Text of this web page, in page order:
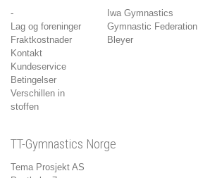
-
Lag og foreninger
Fraktkostnader
Kontakt
Kundeservice
Betingelser
Verschillen in
stoffen
Iwa Gymnastics
Gymnastic Federation
Bleyer
TT-Gymnastics Norge
Tema Prosjekt AS